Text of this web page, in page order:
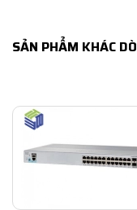
SẢN PHẨM KHÁC